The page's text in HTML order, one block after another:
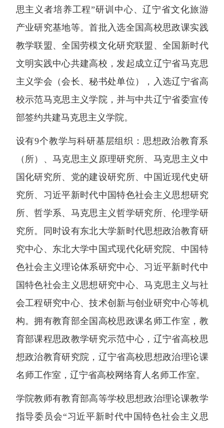
思主义者培养工程”研训中心、辽宁省文化旅游
产业研究基地等。首批入选全国高校思政课实践
教学联盟、全国劳模文化研究联盟、全国新时代
文明实践中心共建高校，发起成立辽宁省马克思
主义学会（会长、秘书处单位），入选辽宁省高
校示范马克思主义学院，并与中共辽宁省委宣传
部签约共建马克思主义学院。
设有9个教学与科研基层组织：思想政治教育系
（所）、马克思主义原理研究所、马克思主义中
国化研究所、党的建设研究所、中国近现代史研
究所、习近平新时代中国特色社会主义思想研究
所、哲学系、马克思主义哲学研究所、伦理学研
究所。同时设有东北大学新时代思想政治教育研
究中心、东北大学中国式现代化研究院、中国特
色社会主义理论体系研究中心、习近平新时代中
国特色社会主义思想研究中心、马克思主义与社
会工程研究中心、技术创新与创业研究中心等机
构。拥有教育部全国高校思政课名师工作室，教
育部课程思政教学研究示范中心，辽宁省高校思
想政治教育研究院，辽宁省高校思想政治理论课
名师工作室，辽宁省高校网络育人名师工作室。
学院教师有教育部高等学校思想政治理论课教学
指导委员会“习近平新时代中国特色社会主义思